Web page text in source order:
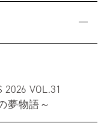
2026 VOL.31
夢物語～